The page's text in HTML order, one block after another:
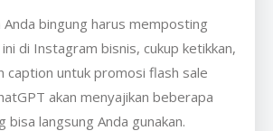
Anda bingung harus memposting
di Instagram bisnis, cukup ketikkan,
caption untuk promosi flash sale
akan menyajikan beberapa
bisa langsung Anda gunakan.